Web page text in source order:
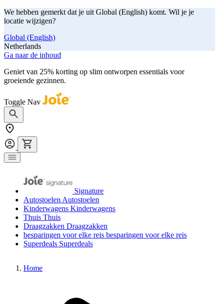
We hebben gemerkt dat je uit Global (English) komt. Wil je je
locatie wijzigen?
Global (English)
Netherlands
Ga naar de inhoud
Geniet van 25% korting op slim ontworpen essentials voor
groeiende gezinnen.
Toggle Nav
Signature
Autostoelen Autostoelen
Kinderwagens Kinderwagens
Thuis Thuis
Draagzakken Draagzakken
besparingen voor elke reis besparingen voor elke reis
Superdeals Superdeals
Home